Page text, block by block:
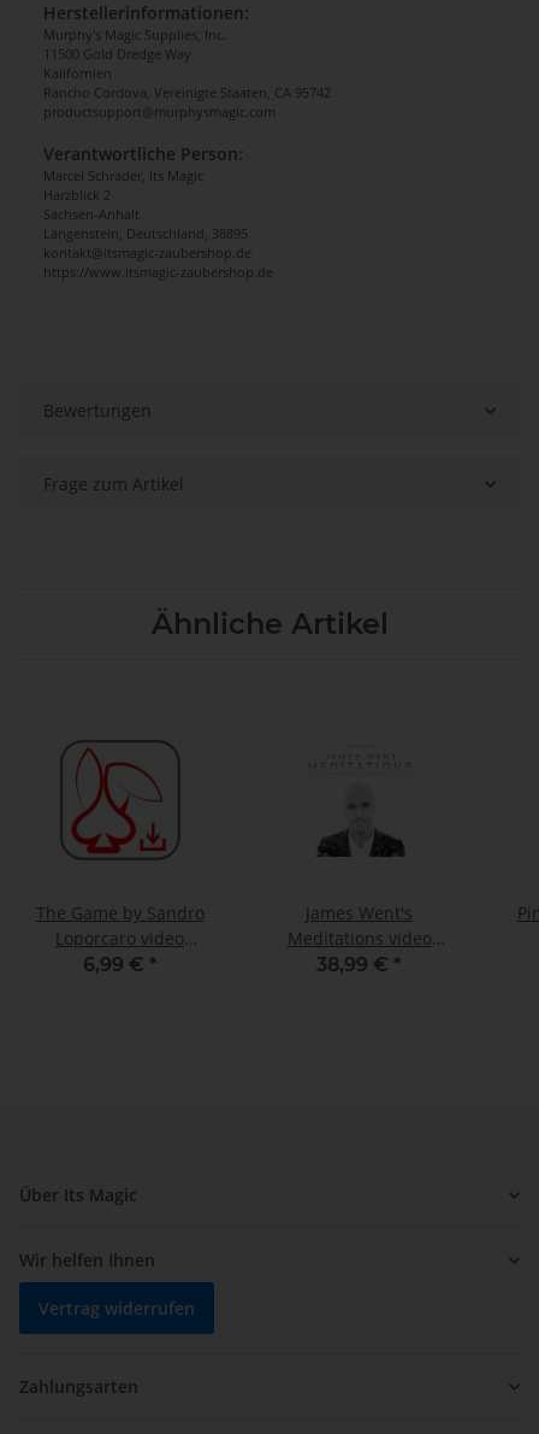
Herstellerinformationen:
Murphy's Magic Supplies, Inc.
11500 Gold Dredge Way
Kalifornien
Rancho Cordova, Vereinigte Staaten, CA 95742
productsupport@murphysmagic.com
Verantwortliche Person:
Marcel Schrader, Its Magic
Harzblick 2
Sachsen-Anhalt
Langenstein, Deutschland, 38895
kontakt@itsmagic-zaubershop.de
https://www.itsmagic-zaubershop.de
Bewertungen
Frage zum Artikel
Ähnliche Artikel
The Game by Sandro
Loporcaro video
DOWNLOAD
6,99 € *
James Went's
Meditations video
DOWNLOAD
38,99 € *
Über Its Magic
Wir helfen Ihnen
Vertrag widerrufen
Zahlungsarten